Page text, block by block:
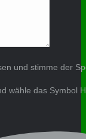
und stimme der
wähle das Symbol